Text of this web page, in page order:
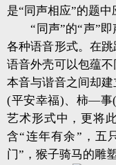
是“同声相应”的题中
“同声”的“声”即
各种语音形式。在
语音外壳可以包蕴
本音与谐音之间却
(平安幸福)、柿—事
艺术形式中，更将
含“连年有余”，五
门”，猴子骑马的雕